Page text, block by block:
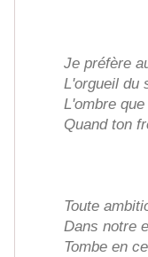
Je préfère
L'orgueil du
L'ombre
Quand ton
Toute
Dans notre
Tombe en